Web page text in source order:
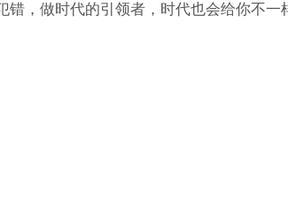
错，做时代的引领者，时代也会给你不一